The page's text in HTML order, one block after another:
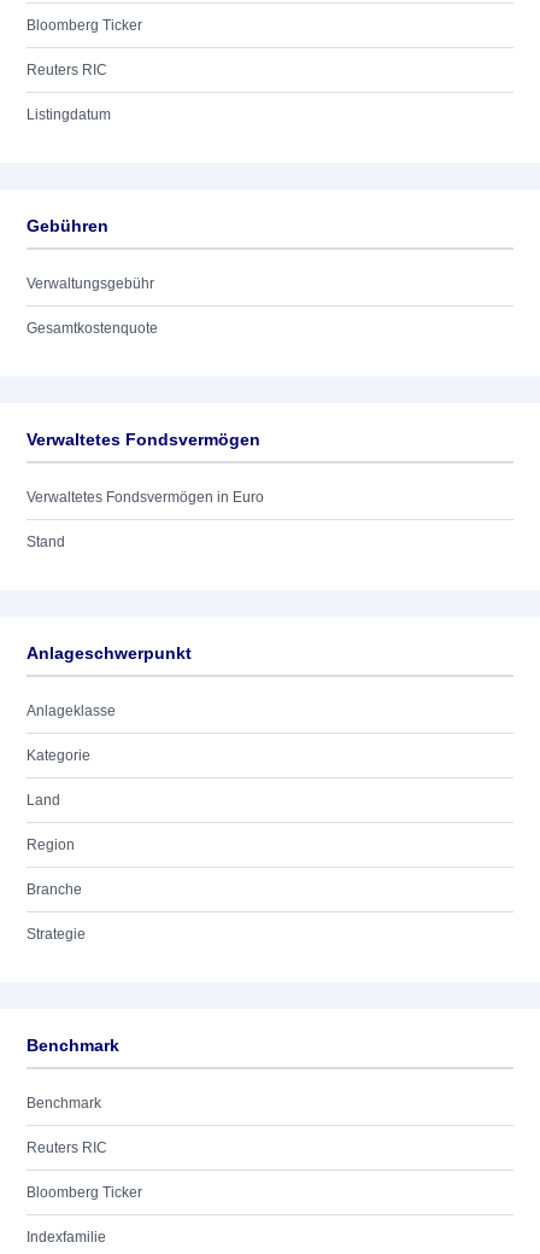
Bloomberg Ticker
Reuters RIC
Listingdatum
Gebühren
Verwaltungsgebühr
Gesamtkostenquote
Verwaltetes Fondsvermögen
Verwaltetes Fondsvermögen in Euro
Stand
Anlageschwerpunkt
Anlageklasse
Kategorie
Land
Region
Branche
Strategie
Benchmark
Benchmark
Reuters RIC
Bloomberg Ticker
Indexfamilie